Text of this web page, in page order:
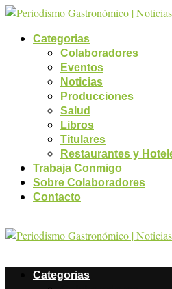
Categorias
Colaboradores
Eventos
Noticias
Producciones
Salud
Libros
Titulares
Restaurantes y
Trabaja Conmigo
Sobre Colaboradores
Contacto
Categorias